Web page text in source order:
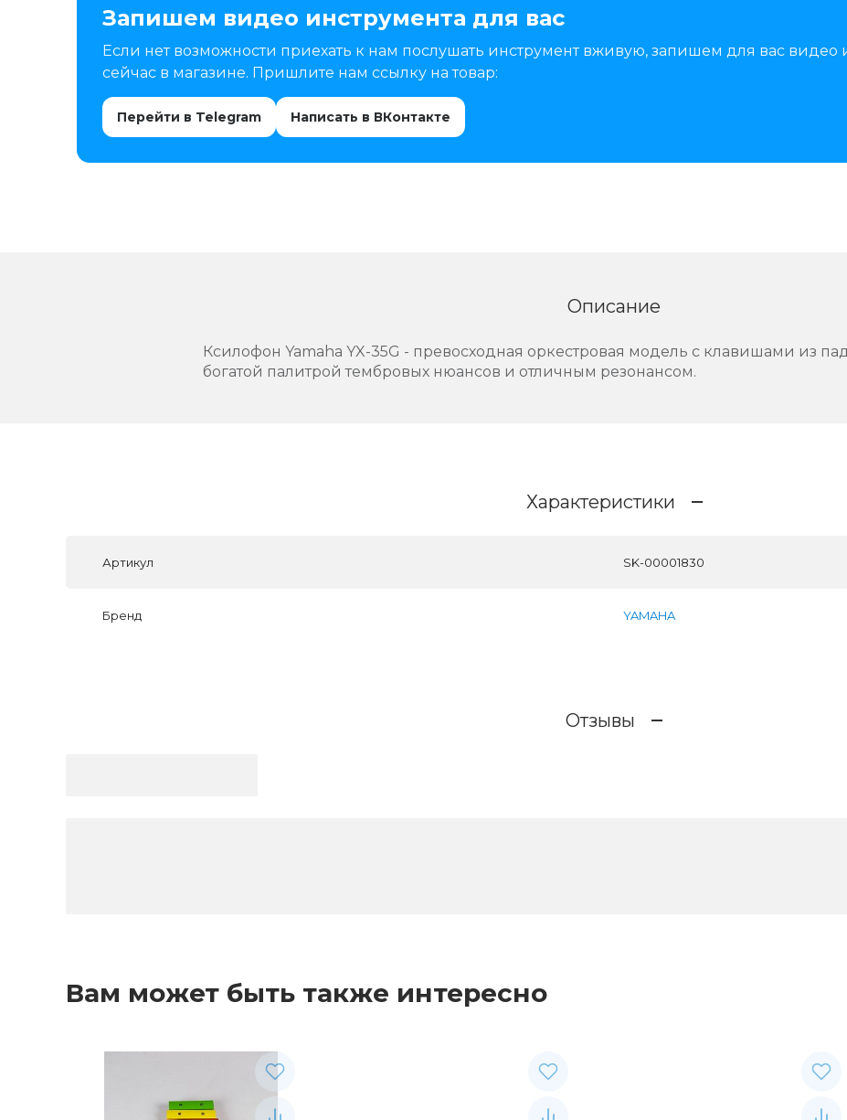
Запишем видео инструмента для вас
Если нет возможности приехать к нам послушать инструмент вживую, запишем для вас видео
сейчас в магазине. Пришлите нам ссылку на товар:
Перейти в Telegram Написать в ВКонтакте
Описание
Ксилофон Yamaha YX-35G - превосходная оркестровая модель с клавишами из
богатой палитрой тембровых нюансов и отличным резонансом.
Характеристики
Артикул SK-00001830
Бренд YAMAHA
Отзывы
Вам может быть также интересно